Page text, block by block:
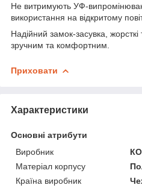
Не витримують УФ-
використання на відкритому
Надійний замок-засувка,
зручним та комфортним.
Приховати
Характеристики
Основні атрибути
Виробник
Матеріал корпусу
Країна виробник